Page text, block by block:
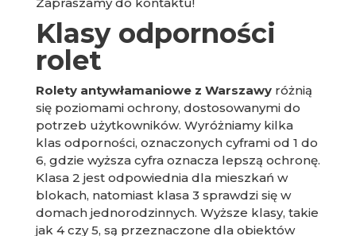
Klasy odporności
rolet
Rolety antywłamaniowe z Warszawyróżnią
się poziomami ochrony, dostosowanymi do
potrzeb użytkowników. Wyróżniamy kilka
klas odporności, oznaczonych cyframi od 1 do
6, gdzie wyższa cyfra oznacza lepszą ochronę.
Klasa 2 jest odpowiednia dla mieszkań w
blokach, natomiast klasa 3 sprawdzi się w
domach jednorodzinnych. Wyższe klasy, takie
jak 4 czy 5, są przeznaczone dla obiektów